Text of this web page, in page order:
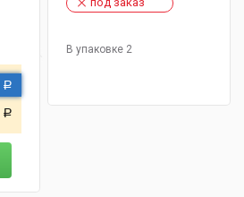
Р
Р
В упаковке 2